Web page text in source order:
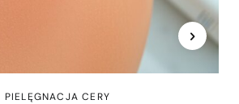
PIELĘGNACJA CERY